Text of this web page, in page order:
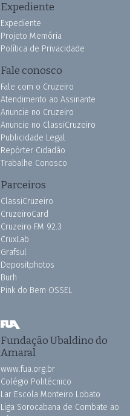
Expediente
Expediente
Projeto Memória
Política de Privacidade
Fale conosco
Fale com o Cruzeiro
Atendimento ao Assinante
Anuncie no Cruzeiro
Anuncie no ClassiCruzeiro
Publicidade Legal
Repórter Cidadão
Trabalhe Conosco
Parceiros
ClassiCruzeiro
CruzeiroCard
Cruzeiro FM 92.3
CruxLab
Grafsul
Depositphotos
Burh
Pink do Bem OSSEL
Fundação Ubaldino do
Amaral
www.fua.org.br
Colégio Politécnico
Lar Escola Monteiro Lobato
Liga Sorocabana de Combate ao